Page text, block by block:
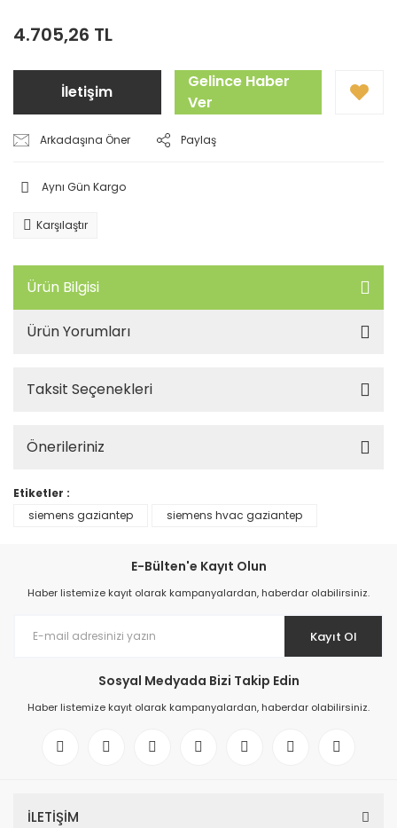
4.705,26 TL
İletişim
Gelince Haber
Ver
Arkadaşına Öner Paylaş
Aynı Gün Kargo
Karşılaştır
Ürün Bilgisi
Ürün Yorumları
Taksit Seçenekleri
Önerileriniz
Etiketler :
siemens gaziantep
siemens hvac gaziantep
E-Bülten'e Kayıt Olun
Haber listemize kayıt olarak kampanyalardan, haberdar olabilirsiniz.
Kayıt Ol
Sosyal Medyada Bizi Takip Edin
Haber listemize kayıt olarak kampanyalardan, haberdar olabilirsiniz.
İLETİŞİM